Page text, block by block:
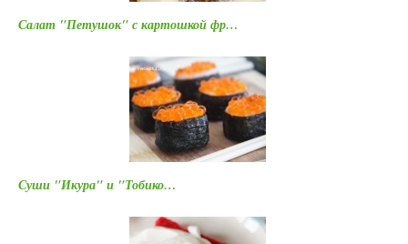
Салат "Петушок" с картошкой фр…
Суши "Икура" и "Тобико…